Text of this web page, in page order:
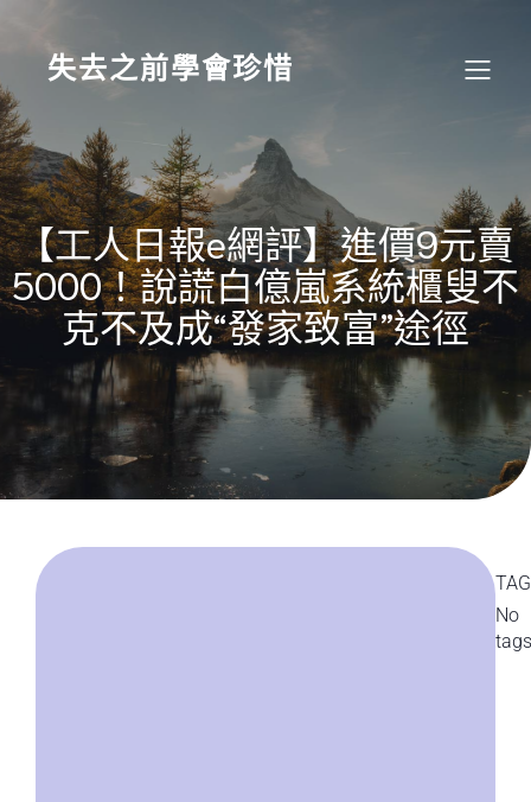
content
失去之前學會珍惜
【工人日報e網評】進價9元賣
5000！說謊白億嵐系統櫃叟不
克不及成“發家致富”途徑
No
tags